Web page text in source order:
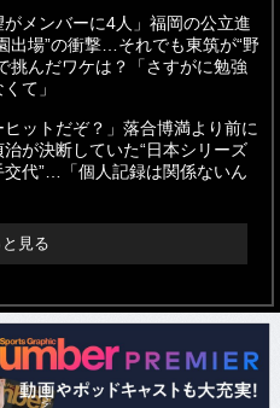
がメンバーに4人」福岡の公立進
出場”の衝撃…それでも東筑が“野
挑んだワケは？「さすがに勉強
て」
ヒットだぞ？」落合博満より前に
治が決断していた“日本シリーズ
交代”…「個人記録は関係ないん
と見る